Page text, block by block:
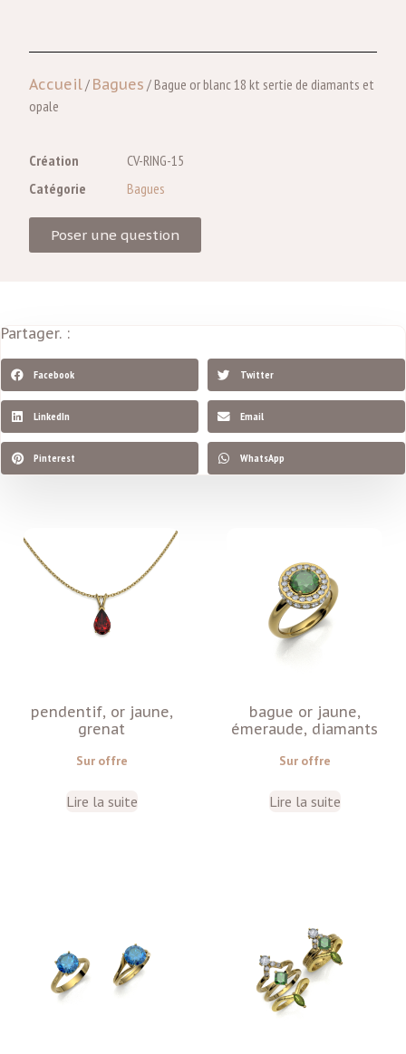
Accueil/ Bagues / Bague or blanc 18 kt sertie de diamants et
opale
Création
CV-RING-15
Catégorie
Bagues
Poser une question
Partager. :
Facebook Twitter
LinkedIn Email
Pinterest WhatsApp
pendentif, or jaune,
grenat
Sur offre
Lire la suite
bague or jaune,
émeraude, diamants
Sur offre
Lire la suite